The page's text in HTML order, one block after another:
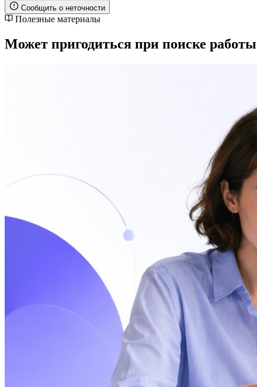
Сообщить о неточности
Полезные материалы
Может пригодиться при поиске работы